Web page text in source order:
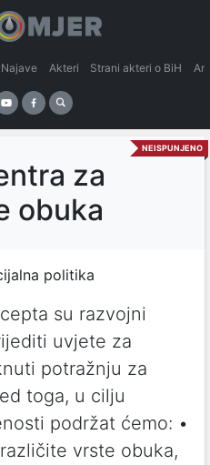
Najave Akteri Strani akteri o BiH
NEISPUNJENO
za
obuka
politika
su razvojni
uvjete za
potražnju za
toga, u cilju
podržat ćemo: •
vrste obuka,